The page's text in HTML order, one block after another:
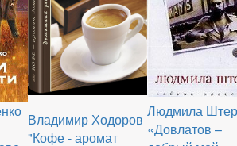
Владимир Ходоров
"Кофе - аромат
Людмила
«Довлатов –